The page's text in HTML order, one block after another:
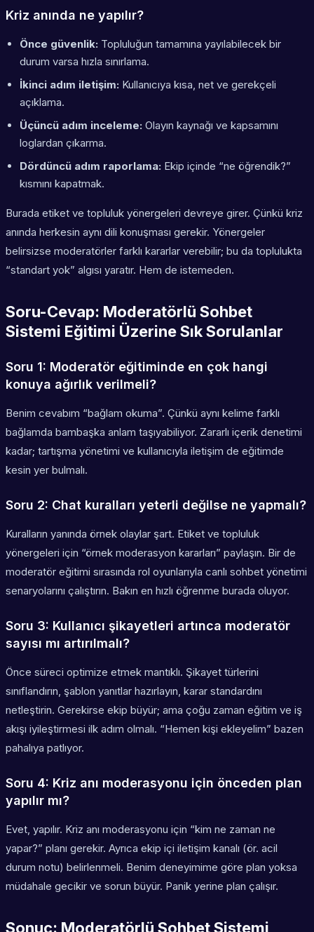
Kriz anında ne yapılır?
Önce güvenlik: Topluluğun tamamına yayılabilecek bir
durum varsa hızla sınırlama.
İkinci adım iletişim: Kullanıcıya kısa, net ve gerekçeli
açıklama.
Üçüncü adım inceleme: Olayın kaynağı ve kapsamını
loglardan çıkarma.
Dördüncü adım raporlama: Ekip içinde “ne öğrendik?”
kısmını kapatmak.
Burada etiket ve topluluk yönergeleri devreye girer. Çünkü kriz
anında herkesin aynı dili konuşması gerekir. Yönergeler
belirsizse moderatörler farklı kararlar verebilir; bu da toplulukta
“standart yok” algısı yaratır. Hem de istemeden.
Soru-Cevap: Moderatörlü Sohbet
Sistemi Eğitimi Üzerine Sık Sorulanlar
Soru 1: Moderatör eğitiminde en çok hangi
konuya ağırlık verilmeli?
Benim cevabım “bağlam okuma”. Çünkü aynı kelime farklı
bağlamda bambaşka anlam taşıyabiliyor. Zararlı içerik denetimi
kadar; tartışma yönetimi ve kullanıcıyla iletişim de eğitimde
kesin yer bulmalı.
Soru 2: Chat kuralları yeterli değilse ne yapmalı?
Kuralların yanında örnek olaylar şart. Etiket ve topluluk
yönergeleri için “örnek moderasyon kararları” paylaşın. Bir de
moderatör eğitimi sırasında rol oyunlarıyla canlı sohbet yönetimi
senaryolarını çalıştırın. Bakın en hızlı öğrenme burada oluyor.
Soru 3: Kullanıcı şikayetleri artınca moderatör
sayısı mı artırılmalı?
Önce süreci optimize etmek mantıklı. Şikayet türlerini
sınıflandırın, şablon yanıtlar hazırlayın, karar standardını
netleştirin. Gerekirse ekip büyür; ama çoğu zaman eğitim ve iş
akışı iyileştirmesi ilk adım olmalı. “Hemen kişi ekleyelim” bazen
pahalıya patlıyor.
Soru 4: Kriz anı moderasyonu için önceden plan
yapılır mı?
Evet, yapılır. Kriz anı moderasyonu için “kim ne zaman ne
yapar?” planı gerekir. Ayrıca ekip içi iletişim kanalı (ör. acil
durum notu) belirlenmeli. Benim deneyimime göre plan yoksa
müdahale gecikir ve sorun büyür. Panik yerine plan çalışır.
Sonuç: Moderatörlü Sohbet Sistemi